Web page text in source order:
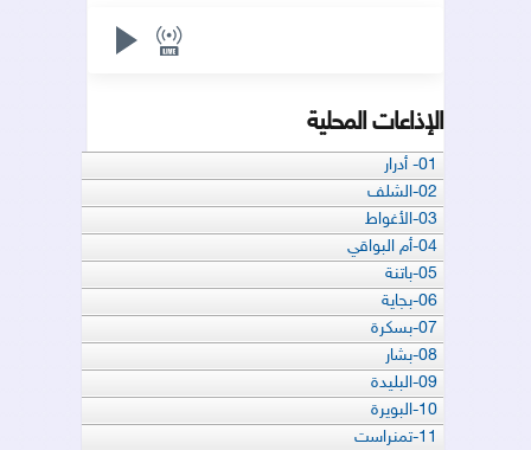
الإذاعات المحلية
01- أدرار
02-الشلف
03-الأغواط
04-أم البواقي
05-باتنة
06-بجاية
07-بسكرة
08-بشار
09-البليدة
10-البويرة
11-تمنراست